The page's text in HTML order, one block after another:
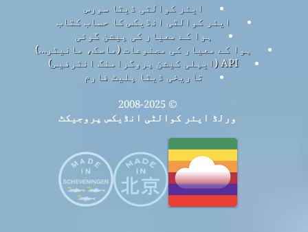
ایئر کوالٹی ڈیٹا سورس
ایئر کوالٹی انڈیکس کا حساب کتاب
ہوا کے معیار کی پیشن گوئی
ہوا کے معیار کی مصنوعات (ماسک، مانیٹر…)
API (ایپلی کیشن پروگرامنگ انٹرفیس)
تاریخی ڈیٹا پلیٹ فارم
© 2008-2025
ورلڈ ایئر کوالٹی انڈیکس پروجیکٹ